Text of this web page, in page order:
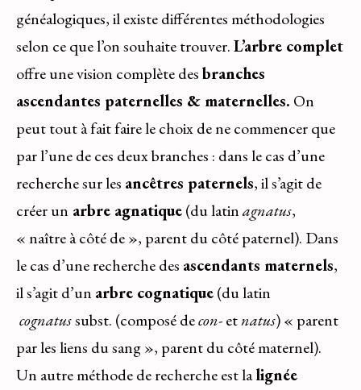
généalogiques, il existe différentes méthodologies
selon ce que l’on souhaite trouver.L’arbre complet
offre une vision complète desbranches
ascendantes paternelles & maternelles. On
peut tout à fait faire le choix de ne commencer que
par l’une de ces deux branches : dans le cas d’une
recherche sur les ancêtres paternels, il s’agit de
créer un arbre agnatique(du latinagnatus,
« naître à côté de », parent du côté paternel). Dans
le cas d’une recherche des ascendants maternels,
il s’agit d’un arbre cognatique(du latin
cognatussubst. (composé decon-etnatus) « parent
par les liens du sang », parent du côté maternel).
Un autre méthode de recherche est lalignée